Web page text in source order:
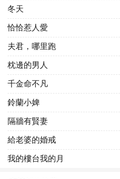
冬天
恰恰惹人愛
夫君，哪里跑
枕邊的男人
千金命不凡
鈴蘭小婢
隔牆有賢妻
給老婆的婚戒
我的樓台我的月